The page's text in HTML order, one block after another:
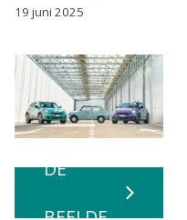
19 juni 2025
BEKIJK
DE